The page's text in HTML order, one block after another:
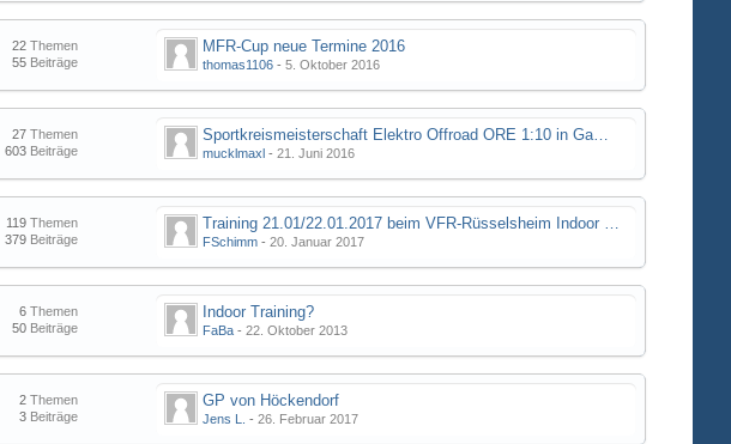
Themen
22
Beiträge
55
MFR-Cup neue Termine 2016
thomas1106- 5. Oktober 2016
Themen
27
Beiträge
603
Sportkreismeisterschaft Elektro Offroad ORE 1:10 in Gamstädt bei Erfurt, Outdoor mit Indoor Ausweichmöglichkeit!!!
mucklmaxl- 21. Juni 2016
Themen
119
Beiträge
379
Training 21.01/22.01.2017 beim VFR-Rüsselsheim Indoor Halle
FSchimm- 20. Januar 2017
Themen
6
Beiträge
50
Indoor Training?
FaBa- 22. Oktober 2013
Themen
2
Beiträge
3
GP von Höckendorf
Jens L. - 26. Februar 2017